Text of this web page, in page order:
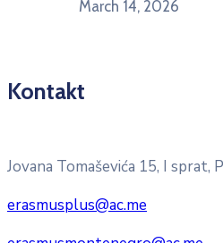
March 14, 2026
Kontakt
Jovana Tomaševića 15, I sprat,
erasmusplus@ac.me